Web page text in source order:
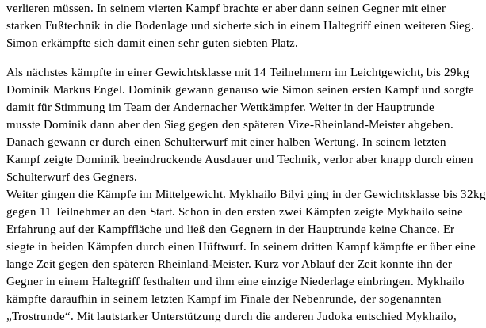
verlieren müssen. In seinem vierten Kampf brachte er aber dann seinen Gegner mit einer
starken Fußtechnik in die Bodenlage und sicherte sich in einem Haltegriff einen weiteren Sieg.
Simon erkämpfte sich damit einen sehr guten siebten Platz.
Als nächstes kämpfte in einer Gewichtsklasse mit 14 Teilnehmern im Leichtgewicht, bis 29kg
Dominik Markus Engel. Dominik gewann genauso wie Simon seinen ersten Kampf und sorgte
damit für Stimmung im Team der Andernacher Wettkämpfer. Weiter in der Hauptrunde
musste Dominik dann aber den Sieg gegen den späteren Vize-Rheinland-Meister abgeben.
Danach gewann er durch einen Schulterwurf mit einer halben Wertung. In seinem letzten
Kampf zeigte Dominik beeindruckende Ausdauer und Technik, verlor aber knapp durch einen
Schulterwurf des Gegners.
Weiter gingen die Kämpfe im Mittelgewicht. Mykhailo Bilyi ging in der Gewichtsklasse bis 32kg
gegen 11 Teilnehmer an den Start. Schon in den ersten zwei Kämpfen zeigte Mykhailo seine
Erfahrung auf der Kampffläche und ließ den Gegnern in der Hauptrunde keine Chance. Er
siegte in beiden Kämpfen durch einen Hüftwurf. In seinem dritten Kampf kämpfte er über eine
lange Zeit gegen den späteren Rheinland-Meister. Kurz vor Ablauf der Zeit konnte ihn der
Gegner in einem Haltegriff festhalten und ihm eine einzige Niederlage einbringen. Mykhailo
kämpfte daraufhin in seinem letzten Kampf im Finale der Nebenrunde, der sogenannten
„Trostrunde“. Mit lautstarker Unterstützung durch die anderen Judoka entschied Mykhailo,